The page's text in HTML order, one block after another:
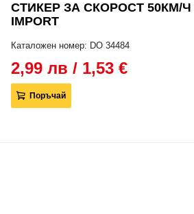
СТИКЕР ЗА СКОРОСТ 50КМ/
IMPORT
Каталожен номер: DO 34484
2,99 лв / 1,53 €
Поръчай